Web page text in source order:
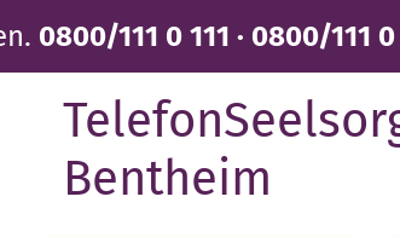
0800/111 0 111 · 0800/111 0
Bentheim